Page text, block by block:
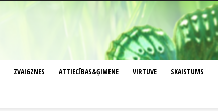
ZVAIGZNES ATTIECĪBAS&ĢIMENE VIRTUVE SKAISTUMS